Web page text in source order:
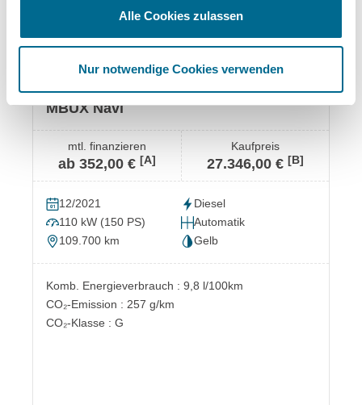
Alle Cookies zulassen
Nur notwendige Cookies verwenden
Osnabrück
Sprinter 315 CDI Pritsche Standard
MBUX Navi
mtl. finanzieren
ab 352,00 € [A]
Kaufpreis
27.346,00 € [B]
12/2021
Diesel
110 kW (150 PS)
Automatik
109.700 km
Gelb
Komb. Energieverbrauch : 9,8 l/100km
CO₂-Emission : 257 g/km
CO₂-Klasse : G